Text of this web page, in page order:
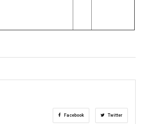
Facebook Twitter